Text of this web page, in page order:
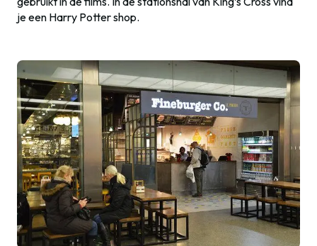
je een Harry Potter shop.